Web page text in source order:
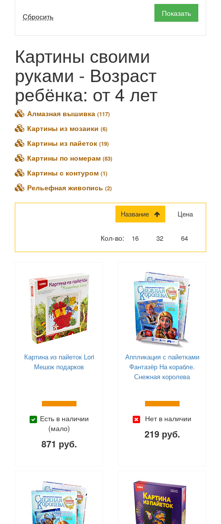
Картины своими
руками - Возраст
ребёнка: от 4 лет
Алмазная вышивка (117)
Картины из мозаики (6)
Картины из пайеток (19)
Картины по номерам (83)
Картины с контуром (1)
Рельефная живопись (2)
Название Цена
Кол-во: 16 32 64
Картина из пайеток Lori
Мешок подарков
Есть в наличии
(мало)
871 руб.
Аппликация с пайетками
Фантазёр На корабле.
Снежная королева
Нет в наличии
219 руб.